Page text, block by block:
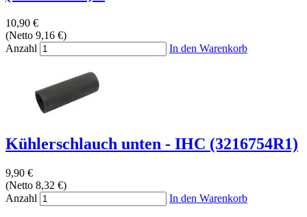
10,90 €
(Netto 9,16 €)
Anzahl
In den Warenkorb
Kühlerschlauch unten - IHC (3216754R1)
9,90 €
(Netto 8,32 €)
Anzahl
In den Warenkorb